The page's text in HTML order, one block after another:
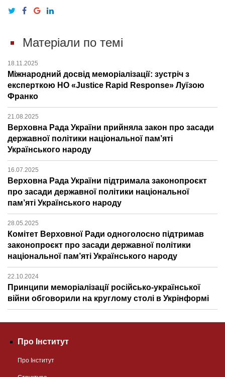
Матеріали по темі
18.11.2025
Міжнародний досвід меморіалізації: зустріч з
експерткою НО «Justice Rapid Response» Луїзою
Франко
21.08.2025
Верховна Рада України прийняла закон про засади
державної політики національної пам’яті
Українського народу
16.07.2025
Верховна Рада України підтримала законопроєкт
про засади державної політики національної
пам’яті Українського народу
28.05.2025
Комітет Верховної Ради одноголосно підтримав
законопроєкт про засади державної політики
національної пам’яті Українського народу
22.10.2024
Принципи меморіалізації російсько-української
війни обговорили на круглому столі в Укрінформі
Про Інститут
Про Інститут